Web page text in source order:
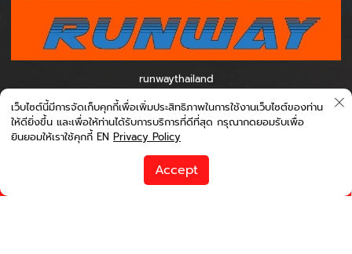
runwayinter@gmail.com
Filter
runwaythailand
300/202 Moo 6, Du Tai Subdistrict, Mueang Nan District, Nan
Province 55000
About Bookingcarrent
Terms and Conditions
Privacy Policy
เว็บไซต์นี้มีการจัดเก็บคุกกี้เพื่อเพิ่มประสิทธิภาพในการใช้งานเว็บไซต์ของท่าน
ให้ดียิ่งขึ้น และเพื่อให้ท่านได้รับการบริการที่ดีที่สุด กรุณากดยอมรับเพื่อ
ยินยอมให้เราใช้คุกกี้ EN Privacy Policy
Accept